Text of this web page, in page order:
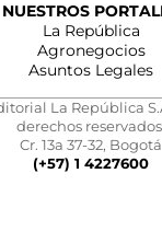
NUESTROS
La República
Agronegocios
Asuntos Legales
La República
derechos
Cr. 13a 37-32, Bogotá
(+57) 1 4227600